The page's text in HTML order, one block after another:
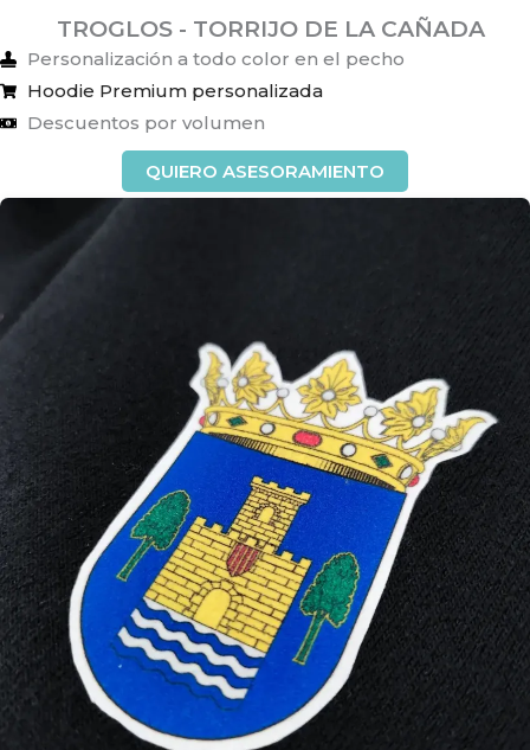
TROGLOS - TORRIJO DE LA CAÑADA
Personalización a todo color en el pecho
Hoodie Premium personalizada
Descuentos por volumen
QUIERO ASESORAMIENTO